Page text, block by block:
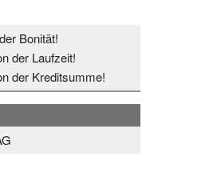
Bonität!
der Laufzeit!
der Kreditsumme!